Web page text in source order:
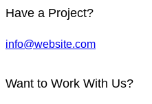
Have a Project?
info@website.com
Want to Work With Us?